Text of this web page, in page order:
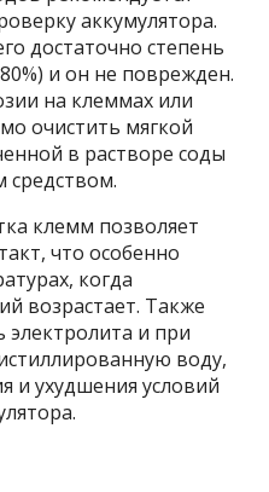
аккумулятора.
достаточно степень
и он не поврежден.
на клеммах или
очистить мягкой
в растворе соды
средством.
клемм позволяет
что особенно
когда
возрастает. Также
электролита и при
воду,
и ухудшения условий